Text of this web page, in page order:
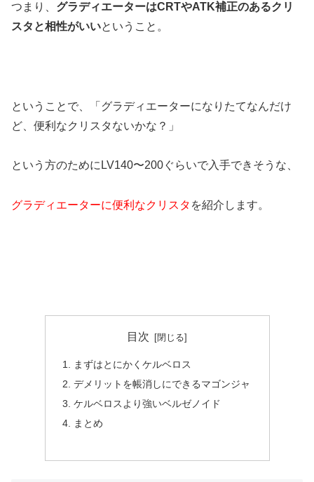
つまり、 グラディエーターはCRTやATK補正のあるクリ
スタと相性がいいということ。
ということで、「グラディエーターになりたてなんだけ
ど、便利なクリスタないかな？」
という方のためにLV140〜200ぐらいで入手できそうな、
グラディエーターに便利なクリスタ を紹介します。
目次
まずはとにかくケルベロス
デメリットを帳消しにできるマゴンジャ
ケルベロスより強いベルゼノイド
まとめ